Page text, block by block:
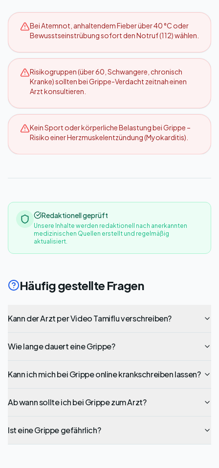
Bei Atemnot, anhaltendem Fieber über 40 °C oder
Bewusstseinstrübung sofort den Notruf (112) wählen.
Risikogruppen (über 60, Schwangere, chronisch
Kranke) sollten bei Grippe-Verdacht zeitnah einen
Arzt konsultieren.
Kein Sport oder körperliche Belastung bei Grippe –
Risiko einer Herzmuskelentzündung (Myokarditis).
Redaktionell geprüft
Unsere Inhalte werden redaktionell nach anerkannten
medizinischen Quellen erstellt und regelmäßig
aktualisiert.
Häufig gestellte Fragen
Kann der Arzt per Video Tamiflu verschreiben?
Wie lange dauert eine Grippe?
Kann ich mich bei Grippe online krankschreiben lassen?
Ab wann sollte ich bei Grippe zum Arzt?
Ist eine Grippe gefährlich?